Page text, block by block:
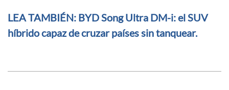
LEA TAMBIÉN: BYD Song Ultra DM-i: el SUV
híbrido capaz de cruzar países sin tanquear.